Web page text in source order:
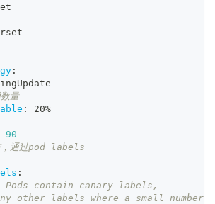
:
量
:
20%
90
，通过pod labels
:
Pods contain canary labels,
other labels where a small number